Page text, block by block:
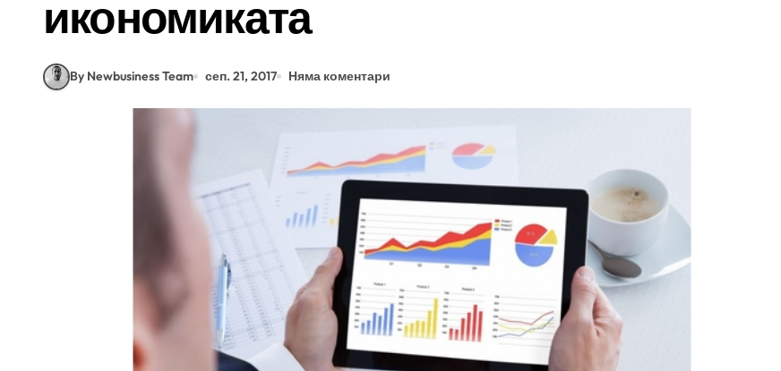
икономиката
By Newbusiness Team сеп. 21, 2017 Няма коментари